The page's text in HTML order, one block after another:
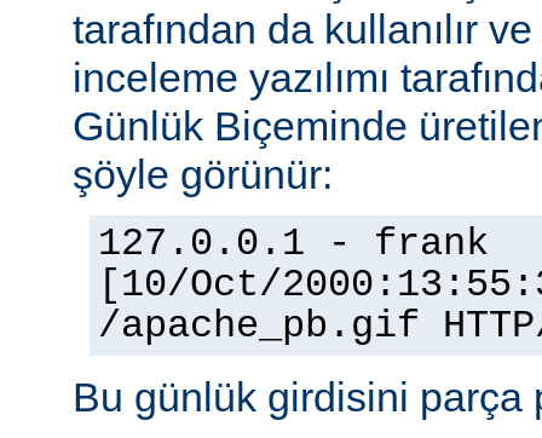
tarafından da kullanılır
inceleme yazılımı
Günlük Biçeminde
şöyle görünür:
127.0.0.1 - frank
[10/Oct/
/apache_pb.gif
Bu günlük girdisini parça